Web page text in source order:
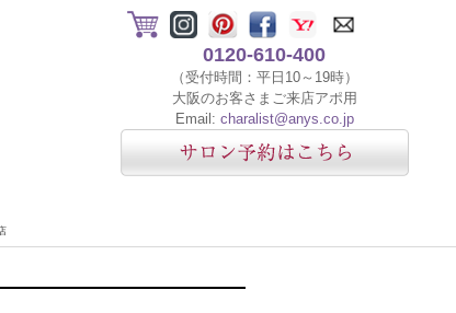
0120-610-400
（受付時間：平日10～19時）
大阪のお客さまご来店アポ用
Email: charalist@anys.co.jp